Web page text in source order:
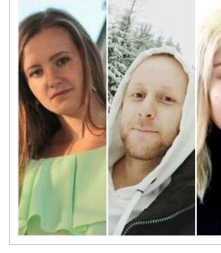
Дыскрымінацыя
Затрыманьні
Карная псыхіятрыя
КПЧ ААН
Культурныя правы
ЛПП
Мігранты